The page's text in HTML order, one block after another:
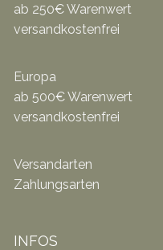
ab 250€ Warenwert
versandkostenfrei
Europa
ab 500€ Warenwert
versandkostenfrei
Versandarten
Zahlungsarten
INFOS